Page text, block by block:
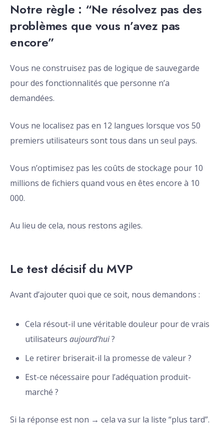
Notre règle : “Ne résolvez pas des
problèmes que vous n’avez pas
encore”
Vous ne construisez pas de logique de sauvegarde
pour des fonctionnalités que personne n’a
demandées.
Vous ne localisez pas en 12 langues lorsque vos 50
premiers utilisateurs sont tous dans un seul pays.
Vous n’optimisez pas les coûts de stockage pour 10
millions de fichiers quand vous en êtes encore à 10
000.
Au lieu de cela, nous restons agiles.
Le test décisif du MVP
Avant d’ajouter quoi que ce soit, nous demandons :
Cela résout-il une véritable douleur pour de vrais
utilisateurs aujourd’hui?
Le retirer briserait-il la promesse de valeur ?
Est-ce nécessaire pour l’adéquation produit-
marché ?
Si la réponse est non → cela va sur la liste “plus tard”.